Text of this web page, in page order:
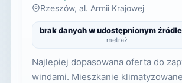
Rzeszów, al. Armii Krajowej
brak danych w udostępnionym źródle
metraż
Najlepiej dopasowana oferta do
windami. Mieszkanie